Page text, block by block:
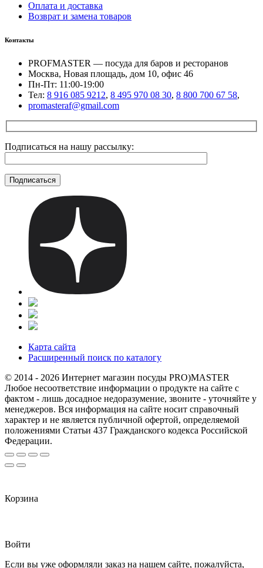
Оплата и доставка
Возврат и замена товаров
Контакты
PROFMASTER — посуда для баров и ресторанов
Москва, Новая площадь, дом 10, офис 46
Пн-Пт: 11:00-19:00
Тел: 8 916 085 9212, 8 495 970 08 30, 8 800 700 67 58,
promasteraf@gmail.com
Подписаться на нашу рассылку:
Карта сайта
Расширенный поиск по каталогу
© 2014 - 2026 Интернет магазин посуды PRO)MASTER
Любое несоответствие информации о продукте на сайте с
фактом - лишь досадное недоразумение, звоните - уточняйте у
менеджеров. Вся информация на сайте носит справочный
характер и не является публичной офертой, определяемой
положениями Статьи 437 Гражданского кодекса Российской
Федерации.
Корзина
Войти
Если вы уже оформляли заказ на нашем сайте, пожалуйста,